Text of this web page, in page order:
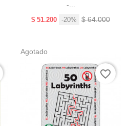
-...
Precio
$ 51.200 -20%
Precio
$ 64.000
Agotado
favorite_border